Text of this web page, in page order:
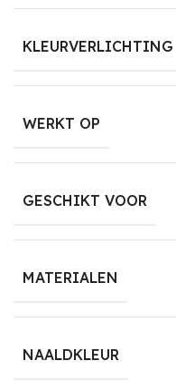
KLEURVERLICHTING
WERKT OP
GESCHIKT VOOR
MATERIALEN
NAALDKLEUR